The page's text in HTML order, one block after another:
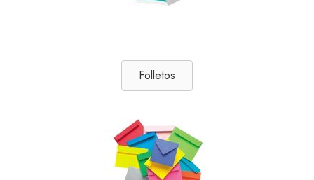
Folletos